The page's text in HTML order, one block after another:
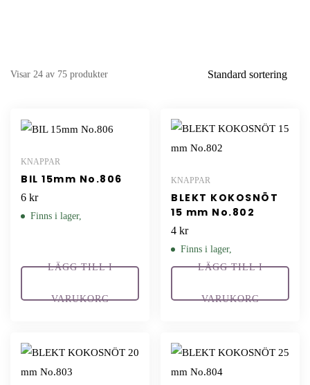
Visar 24 av 75 produkter Standard sortering
KNAPPAR
BIL 15mm No.806
6 kr
Finns i lager,
LÄGG TILL I
VARUKORG
KNAPPAR
BLEKT KOKOSNÖT
15 mm No.802
4 kr
Finns i lager,
LÄGG TILL I
VARUKORG